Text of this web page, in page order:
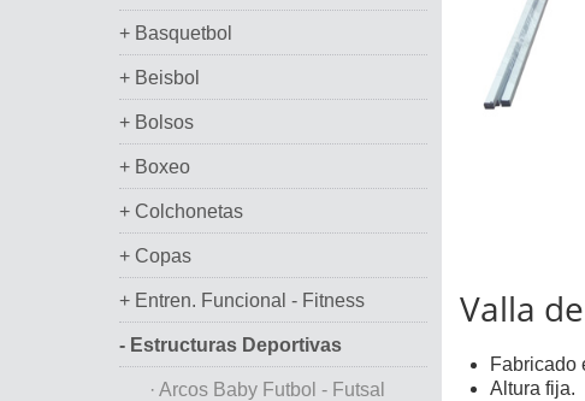
+ Basquetbol
+ Beisbol
+ Bolsos
+ Boxeo
+ Colchonetas
+ Copas
+ Entren. Funcional - Fitness
- Estructuras Deportivas
· Arcos Baby Futbol - Futsal
Valla
Fabricado
Altura fija.